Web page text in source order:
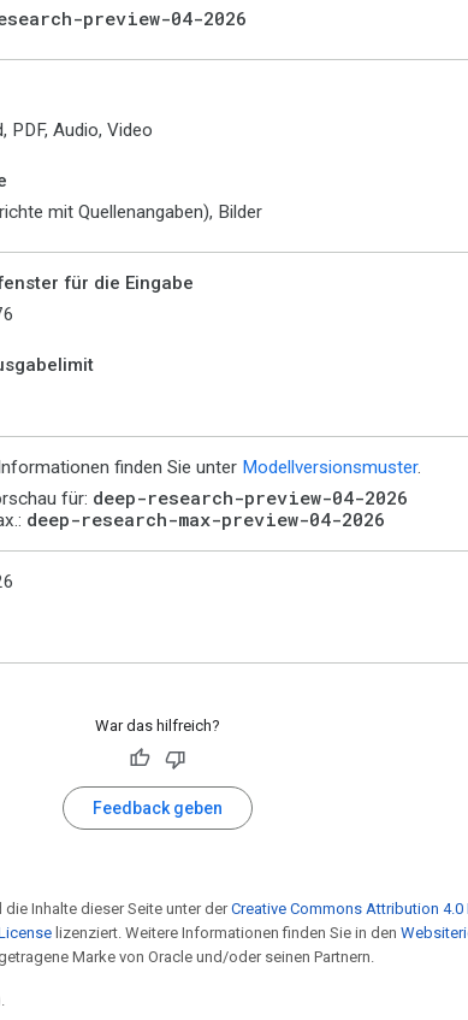
preview-04-2026
PDF, Audio, Video
mit Quellenangaben), Bilder
für die Eingabe
finden Sie unter Modellversionsmuster.
für: deep-research-preview-04-2026
deep-research-max-preview-04-2026
War das hilfreich?
Feedback geben
Inhalte dieser Seite unter derCreative Commons Attribution 4.0
lizenziert. Weitere Informationen finden Sie in den
Marke von Oracle und/oder seinen Partnern.